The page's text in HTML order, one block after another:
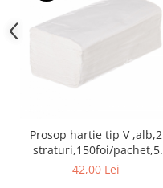
Prosop hartie tip V ,alb,2
straturi,150foi/pachet,5
pachete/set
42,00 Lei